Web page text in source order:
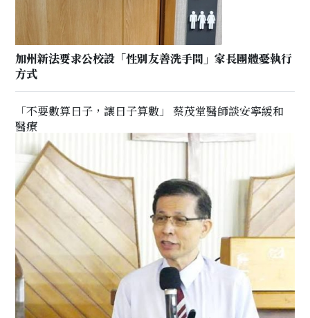
加州新法要求公校設「性別友善洗手間」家長團體憂執行
方式
「不要數算日子，讓日子算數」 蔡茂堂醫師談安寧緩和
醫療